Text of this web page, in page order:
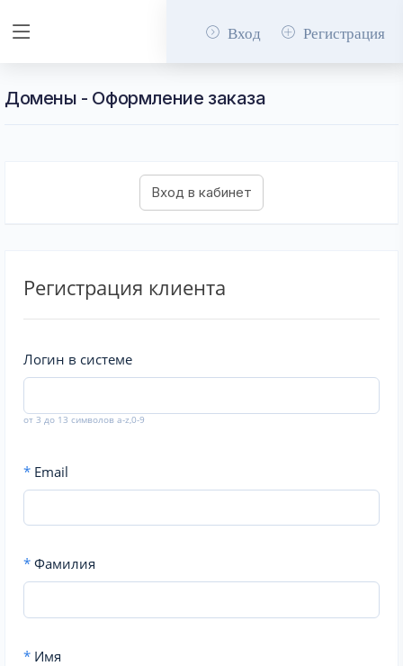
Вход Регистрация
Домены - Оформление заказа
Регистрация клиента
Логин в системе
от 3 до 13 символов a-z,0-9
* Email
* Фамилия
* Имя